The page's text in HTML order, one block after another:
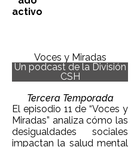
activo
Voces y Miradas
Un podcast de la División
CSH
Tercera Temporada
El episodio 11 de “Voces y
Miradas” analiza cómo las
desigualdades sociales
impactan la salud mental